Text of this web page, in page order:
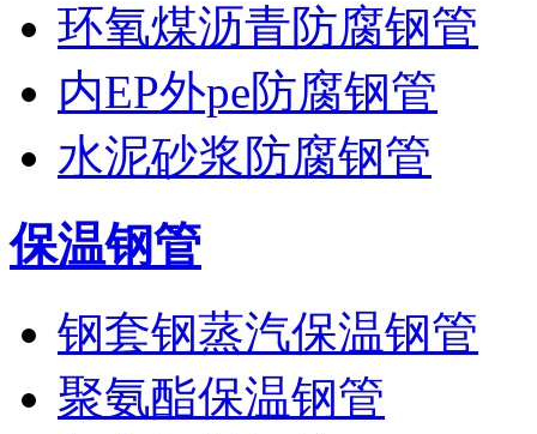
环氧煤沥青防腐钢管
内EP外pe防腐钢管
水泥砂浆防腐钢管
保温钢管
钢套钢蒸汽保温钢管
聚氨酯保温钢管